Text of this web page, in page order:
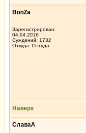
BonZa
Зарегистрирован:
04.04.2016
Суждений: 1732
Откуда: Oттyдa
Наверх
СлаваА